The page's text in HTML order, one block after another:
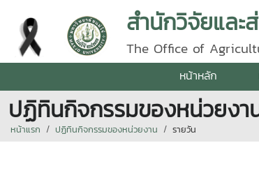
สำนักวิจัยและ
The Office of
หน้าหลัก
ปฏิทินกิจกรรมของหน่วยงา
หน้าแรก ปฏิทินกิจกรรมของหน่วยงาน รายวัน